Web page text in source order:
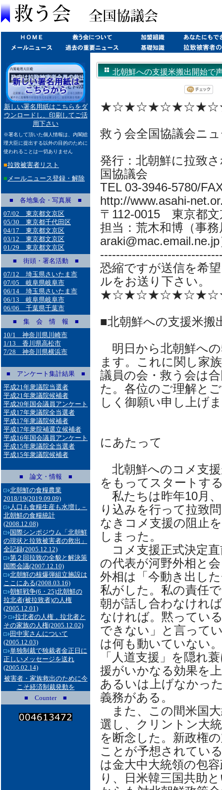
新しい署名用紙はこちらをダ
ウンロードし、印刷してご活
用下さい
※署名して頂いた個人情報は、内閣総
理大臣に提出する以外の目的のために
使われることは一切ありません
■拉致被害者リスト
■ メールニュース登録・解除
■ 各地集会・写真展 ■
07/02 東京都文京区
05/30 東京都千代田区
04/17 東京都文京区
03/12 東京都文京区
01/29 東京都文京区
■ 街頭・署名活動 ■
07/12 埼玉県さいたま市
07/05 岐阜県岐阜市
06/14 埼玉県さいたま市
06/13 岐阜県岐阜市
06/06 千葉県千葉市
■ 集 会 情 報 ■
10/1 神奈川県川崎市
1/13 香川県高松市
7/28 神奈川県横浜市
■ アンケート集計結果 ■
平成21年衆議院当選者
平成21年衆議院候補者
平成20年国会議員アンケート
平成17年衆議院全当選者
平成17年衆議院候補者
平成17年衆院補選立候補者
平成16年国会議員アンケート
平成15年衆議院全当選者
平成15年衆議院候補者
■ 論文・情報 ■
北朝鮮の食糧農業
2018/19(2019.09.09)
人口も食糧生産も水増し－
北朝鮮の食糧統計
(2008.12.08)
国際シンポジウム「北朝鮮
の現状と拉致被害者の救出」
全記録(2005.12.12)
第２回拉致の全貌と解決策
国際会議(2007.12.10)
北朝鮮の核爆弾組立施設は
ここにある(2008.03.16)
朝鮮戦争(6・25)北朝鮮の
拉北者(被拉致者)の人権
(2005.12.01)
>
拉北者の人権，拉北者と
その家族の人権(2005.12.02)
田中実さんについて
(2005.12.03)
単独制裁で独裁者金正日に
正しいメッセージを送れ
(2005.02.14)
被害者・家族救出のために今
こそ経済制裁発動を
■ Counter ■
北朝鮮への支援米搬出開始で
救う会全国協議会ニ
発行：北朝鮮に拉致
国協議会
TEL 03-3946-5780/
http://www.asahi-
〒112-0015 東京都
担当：荒木和博（事
恐縮ですが送信を希
ルをお送り下さい。
■北朝鮮への支援米搬
明日から北朝鮮へ
ます。これに関し家
議員の会・救う会は
た。各位のご理解と
しく御願い申し上げ
にあたって
北朝鮮へのコメ支
をもってスタートす
私たちは昨年10月
り込みを行って拉致
なきコメ支援の阻止
しまった。
コメ支援正式決定直
の代表が河野外相と
外相は「今動き出し
私がした。私の責任
朝が話し合わなけれ
なければ。黙ってい
できない」と言って
は何も動いていない
「人道支援」を隠れ
援がいかなる効果を
あるいは上げなかっ
義務がある。
また、この間米国
選し、クリントン大
を断念した。新政権
ことが予想されてい
は金大中大統領の包
り、日米韓三国共助